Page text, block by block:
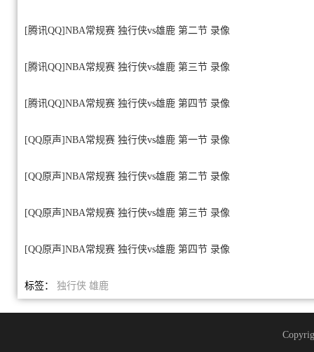
[腾讯QQ]NBA常规赛 独行侠vs雄鹿 第二节 录像
[腾讯QQ]NBA常规赛 独行侠vs雄鹿 第三节 录像
[腾讯QQ]NBA常规赛 独行侠vs雄鹿 第四节 录像
[QQ原声]NBA常规赛 独行侠vs雄鹿 第一节 录像
[QQ原声]NBA常规赛 独行侠vs雄鹿 第二节 录像
[QQ原声]NBA常规赛 独行侠vs雄鹿 第三节 录像
[QQ原声]NBA常规赛 独行侠vs雄鹿 第四节 录像
标签： 独行侠 雄鹿